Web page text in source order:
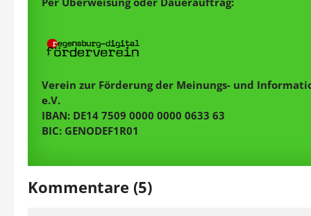
Verein zur Förderung der Meinungs- und
e.V.
IBAN: DE14 7509 0000 0000 0633 63
BIC: GENODEF1R01
Kommentare (5)